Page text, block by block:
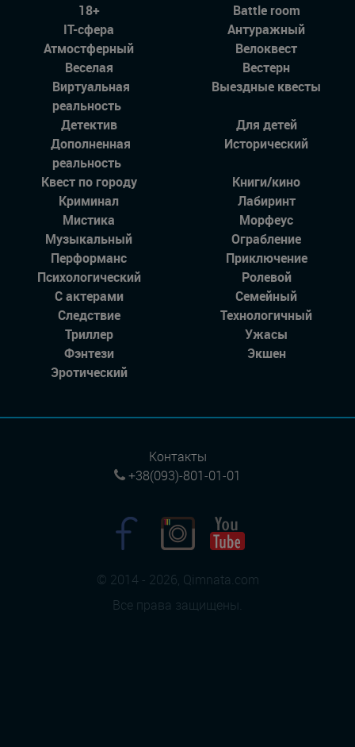
18+
Battle room
IT-сфера
Антуражный
Атмостферный
Велоквест
Веселая
Вестерн
Виртуальная
реальность
Выездные квесты
Детектив
Для детей
Дополненная
реальность
Исторический
Квест по городу
Книги/кино
Криминал
Лабиринт
Мистика
Морфеус
Музыкальный
Ограбление
Перформанс
Приключение
Психологический
Ролевой
С актерами
Семейный
Следствие
Технологичный
Триллер
Ужасы
Фэнтези
Экшен
Эротический
© 2014 - 2026, Qimnata.com
Все права защищены.
Контакты
+38(093)-801-01-01